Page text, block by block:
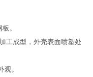
。
工成型，外壳表面喷塑处
。